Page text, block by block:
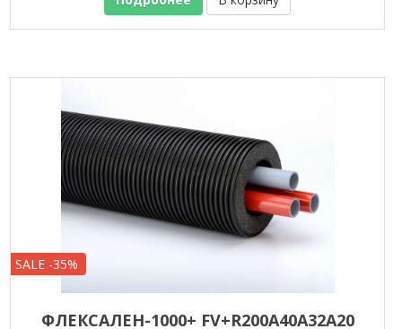
SALE -35%
ФЛЕКСАЛЕН-1000+ FV+R200A40A32A20